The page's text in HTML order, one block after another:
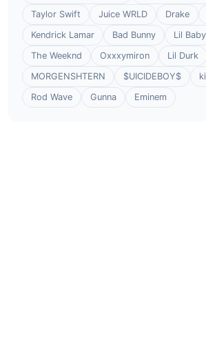
Taylor Swift
Juice WRLD Drake
Kendrick Lamar
Bad Bunny Lil Baby
The Weeknd
Oxxxymiron
Lil Durk
MORGENSHTERN
$UICIDEBOY$
Rod Wave
Gunna Eminem